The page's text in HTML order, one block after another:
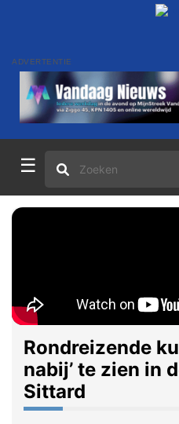
ADVERTENTIE
☰
Rondreizende
nabij’ te zien in
Sittard